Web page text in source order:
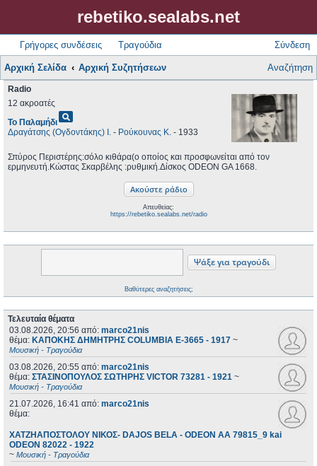
rebetiko.sealabs.net
Γρήγορες συνδέσεις Τραγούδια Σύνδεση
Αρχική Σελίδα Αρχική Συζητήσεων Αναζήτηση
Radio
12 ακροατές
Το Παλαμήδιpageview
Δραγάτσης (Ογδοντάκης) Ι. - Ρούκουνας Κ. - 1933
Σπύρος Περιστέρης:σόλο κιθάρα(ο οποίος και προσφωνείται από τον
ερμηνευτή.Κώστας Σκαρβέλης :ρυθμική.Δίσκος ODEON GA 1668.
Απευθείας:
https://rebetiko.sealabs.net/radio
Βαθύτερες αναζητήσεις;
Τελευταία θέματα
03.08.2026, 20:56 από: marco21nis
θέμα: ΚΑΠΟΚΗΣ ΔΗΜΗΤΡΗΣ COLUMBIA E-3665 - 1917 ~
Μουσική - Τραγούδια
03.08.2026, 20:55 από: marco21nis
θέμα: ΣΤΑΣΙΝΟΠΟΥΛΟΣ ΣΩΤΗΡΗΣ VICTOR 73281 - 1921 ~
Μουσική - Τραγούδια
21.07.2026, 16:41 από: marco21nis
θέμα:
ΧΑΤΖΗΑΠΟΣΤΟΛΟΥ ΝΙΚΟΣ- DAJOS BELA - ODEON AA 79815_9 kai
ODEON 82022 - 1922
~ Μουσική - Τραγούδια